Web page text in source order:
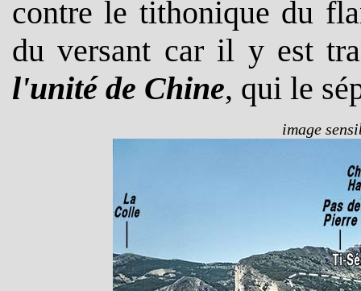
contre le tithonique du
du versant car il y est
l'unité de Chine, qui le
image